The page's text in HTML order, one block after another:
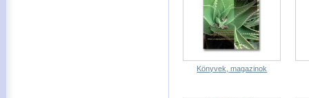
Könyvek, magazinok